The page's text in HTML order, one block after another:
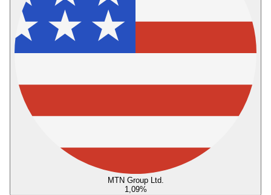
MTN Group Ltd.
1,09%